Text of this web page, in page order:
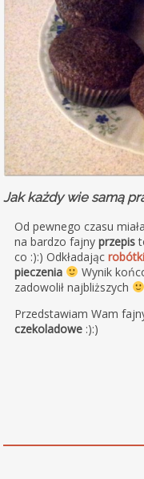
Jak każdy wie samą
Od pewnego czasu
na bardzo fajny przepis
co :):) Odkładając robótki
pieczenia
Wynik
zadowolił najbliższych
Przedstawiam Wam
czekoladowe :):)